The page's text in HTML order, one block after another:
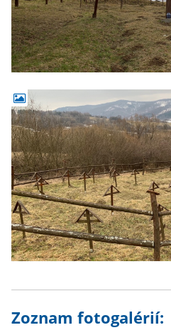
Zoznam fotogalérií: